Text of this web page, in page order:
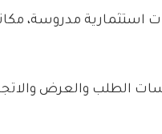
استثمارية مدروسة،
الطلب والعرض